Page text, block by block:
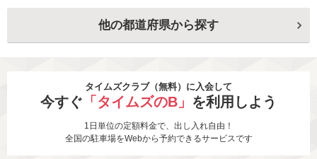
他の都道府県から探す
タイムズクラブ（無料）に入会して
今すぐ 「タイムズのB」 を利用しよう
1日単位の定額料金で、出し入れ自由！
全国の駐車場をWebから予約できるサービスです